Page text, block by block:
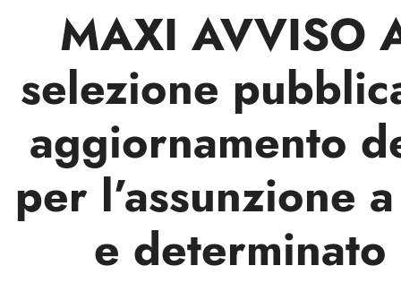
MAXI AVVISO
selezione
aggiornamento
per l’assunzione
e
admin_isia